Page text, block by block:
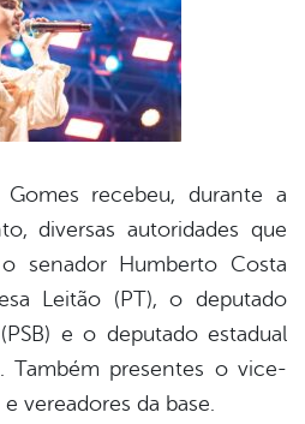
recebeu, durante a
diversas autoridades que
senador Humberto Costa
Leitão (PT), o deputado
e o deputado estadual
Também presentes o vice-
vereadores da base.